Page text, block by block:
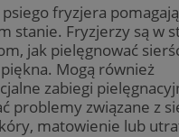
fryzjera
stanie. Fryzjerzy są w
jak pielęgnować
Mogą również
zabiegi
problemy związane z
matowienie lub